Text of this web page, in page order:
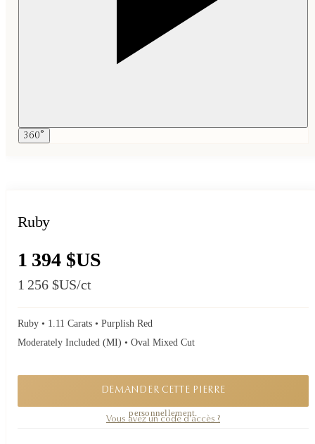
360°
Ruby
1 394 $US
1 256 $US/ct
Ruby • 1.11 Carats • Purplish Red
Moderately Included (MI) • Oval Mixed Cut
DEMANDER CETTE PIERRE
personnellement.
Vous avez un code d'accès ?